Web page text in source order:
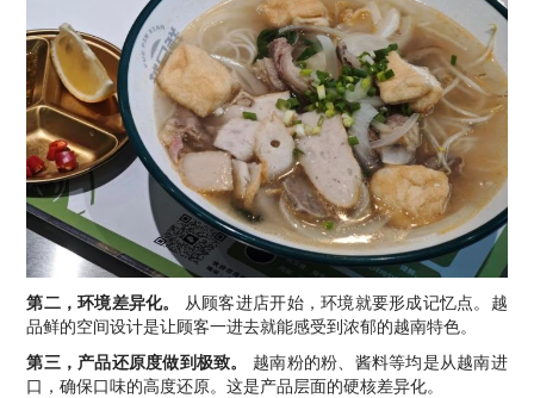
第二，环境差异化。
从顾客进店开始，环境就要形成记忆点。越
品鲜的空间设计是让顾客一进去就能感受到浓郁的越南特色。
第三，产品还原度做到极致。
越南粉的粉、酱料等均是从越南进
口，确保口味的高度还原。这是产品层面的硬核差异化。